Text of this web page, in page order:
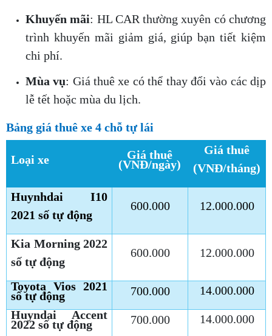
Khuyến mãi: HL CAR thường xuyên có chương
trình khuyến mãi giảm giá, giúp bạn tiết kiệm
chi phí.
Mùa vụ: Giá thuê xe có thể thay đổi vào các dịp
lễ tết hoặc mùa du lịch.
Bảng giá thuê xe 4 chỗ tự lái
Loại xe Giá thuê
(VNĐ/ngày)
Giá thuê
(VNĐ/tháng)
Huynhdai I10
2021 số tự động
600.000 12.000.000
Kia Morning 2022
số tự động
600.000 12.000.000
Toyota Vios 2021
số tự động 700.000
14.000.000
Huyndai Accent
2022 số tự động 700.000
14.000.000